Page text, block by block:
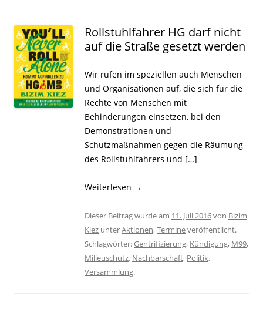
Rollstuhlfahrer HG darf nicht
auf die Straße gesetzt werden
Wir rufen im speziellen auch Menschen
und Organisationen auf, die sich für die
Rechte von Menschen mit
Behinderungen einsetzen, bei den
Demonstrationen und
Schutzmaßnahmen gegen die Räumung
des Rollstuhlfahrers und […]
Weiterlesen →
Dieser Beitrag wurde am 11. Juli 2016von Bizim
Kiez unterAktionen,Termineveröffentlicht.
Schlagwörter:Gentrifizierung, Kündigung, M99,
Milieuschutz, Nachbarschaft, Politik,
Versammlung.